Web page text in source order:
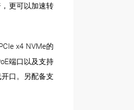
更可以加速转
x4 NVMe的
端口以及支持
口。另配备支